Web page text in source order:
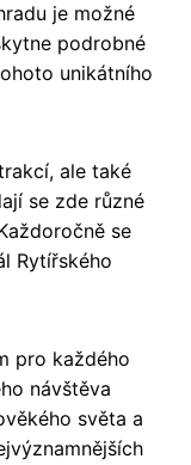
je možné
podrobné
unikátního
ale také
se zde různé
se
Rytířského
pro každého
návštěva
světa a